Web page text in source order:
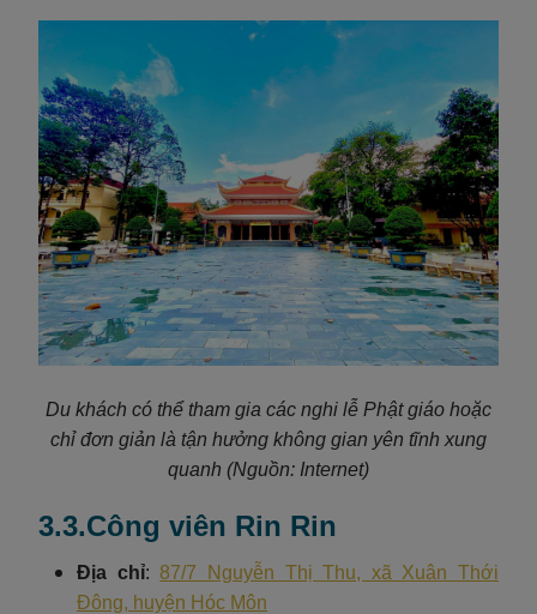
Du khách có thể tham gia các nghi lễ Phật giáo hoặc
chỉ đơn giản là tận hưởng không gian yên tĩnh xung
quanh (Nguồn: Internet)
3.3.Công viên Rin Rin
Địa chỉ:87/7 Nguyễn Thị Thu, xã Xuân Thới
Đông, huyện Hóc Môn